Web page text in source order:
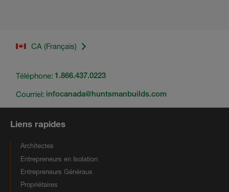
CA (Français)
Téléphone: 1.866.437.0223
Courriel: infocanada@huntsmanbuilds.com
Liens rapides
Architectes
Entrepreneurs en Isolation
Entrepreneurs Généraux
Propriétaires